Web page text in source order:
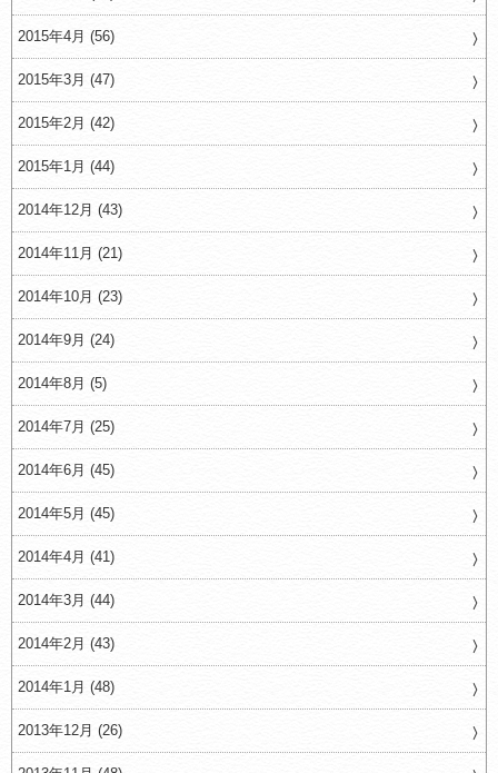
2015年4月 (56)
2015年3月 (47)
2015年2月 (42)
2015年1月 (44)
2014年12月 (43)
2014年11月 (21)
2014年10月 (23)
2014年9月 (24)
2014年8月 (5)
2014年7月 (25)
2014年6月 (45)
2014年5月 (45)
2014年4月 (41)
2014年3月 (44)
2014年2月 (43)
2014年1月 (48)
2013年12月 (26)